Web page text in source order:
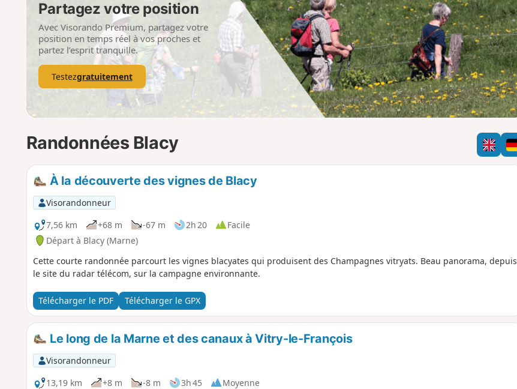
a
m
p
o
i
Partagez votre position
Avec Visorando Premium, partagez votre
position en temps réel à vos proches et
partez l’esprit tranquille.
Testezgratuitement
Randonnées Blacy
À la découverte des vignes de Blacy
Visorandonneur
7,56 km
+68 m -67 m 2h 20
Facile
Départ à Blacy (Marne)
Cette courte randonnée parcourt les vignes blacyates qui produisent des Champagnes vitryats. Beau panorama, depuis
le site du radar télécom, sur la campagne environnante.
Télécharger le PDF Télécharger le GPX
Le long de la Marne et des canaux à Vitry-le-François
Visorandonneur
13,19 km
+8 m -8 m 3h 45
Moyenne